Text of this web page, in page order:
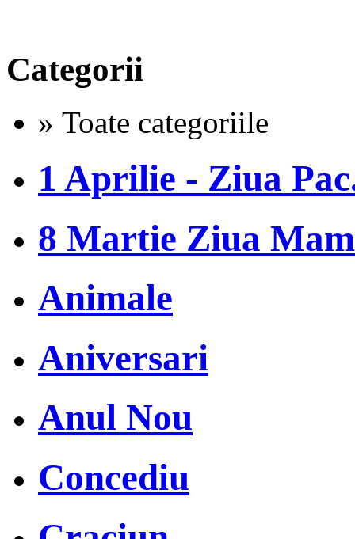
Categorii
» Toate categoriile
1 Aprilie - Ziua
8 Martie Ziua
Animale
Aniversari
Anul Nou
Concediu